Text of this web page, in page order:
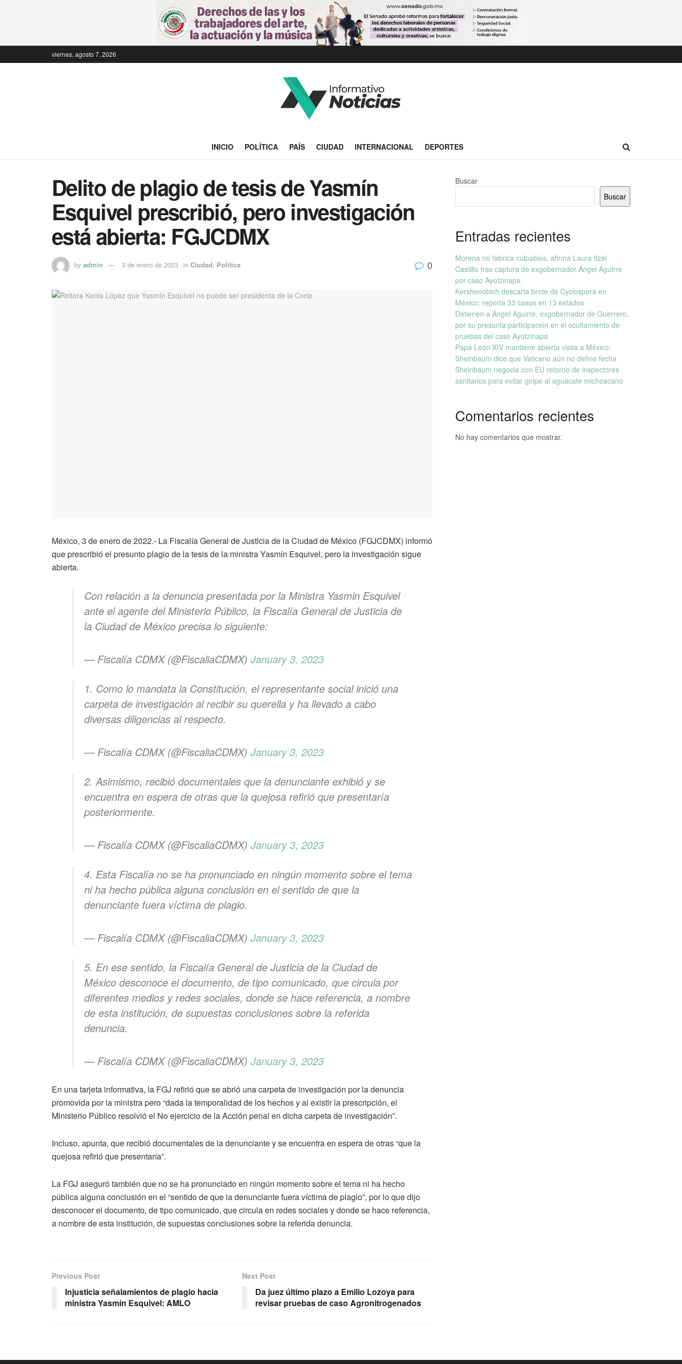
viernes, agosto 7, 2026
INICIO POLÍTICA PAÍS CIUDAD INTERNACIONAL DEPORTES
Delito de plagio de tesis de Yasmín
Esquivel prescribió, pero investigación
está abierta: FGJCDMX
by admin 3 de enero de 2023 in Ciudad, Política 0
México, 3 de enero de 2022.- La Fiscalía General de Justicia de la Ciudad de México (FGJCDMX) informó
que prescribió el presunto plagio de la tesis de la ministra Yasmín Esquivel, pero la investigación sigue
abierta.
Con relación a la denuncia presentada por la Ministra Yasmin Esquivel
ante el agente del Ministerio Público, la Fiscalía General de Justicia de
la Ciudad de México precisa lo siguiente:
— Fiscalía CDMX (@FiscaliaCDMX) January 3, 2023
1. Como lo mandata la Constitución, el representante social inició una
carpeta de investigación al recibir su querella y ha llevado a cabo
diversas diligencias al respecto.
— Fiscalía CDMX (@FiscaliaCDMX) January 3, 2023
2. Asimismo, recibió documentales que la denunciante exhibió y se
encuentra en espera de otras que la quejosa refirió que presentaría
posteriormente.
— Fiscalía CDMX (@FiscaliaCDMX) January 3, 2023
4. Esta Fiscalía no se ha pronunciado en ningún momento sobre el tema
ni ha hecho pública alguna conclusión en el sentido de que la
denunciante fuera víctima de plagio.
— Fiscalía CDMX (@FiscaliaCDMX) January 3, 2023
5. En ese sentido, la Fiscalía General de Justicia de la Ciudad de
México desconoce el documento, de tipo comunicado, que circula por
diferentes medios y redes sociales, donde se hace referencia, a nombre
de esta institución, de supuestas conclusiones sobre la referida
denuncia.
— Fiscalía CDMX (@FiscaliaCDMX) January 3, 2023
En una tarjeta informativa, la FGJ refirió que se abrió una carpeta de investigación por la denuncia
promovida por la ministra pero “dada la temporalidad de los hechos y al existir la prescripción, el
Ministerio Público resolvió el No ejercicio de la Acción penal en dicha carpeta de investigación”.
Incluso, apunta, que recibió documentales de la denunciante y se encuentra en espera de otras “que la
quejosa refirió que presentaría”.
La FGJ aseguró también que no se ha pronunciado en ningún momento sobre el tema ni ha hecho
pública alguna conclusión en el “sentido de que la denunciante fuera víctima de plagio”, por lo que dijo
desconocer el documento, de tipo comunicado, que circula en redes sociales y donde se hace referencia,
a nombre de esta institución, de supuestas conclusiones sobre la referida denuncia.
Previous Post
Injusticia señalamientos de plagio hacia
ministra Yasmín Esquivel: AMLO
Next Post
Da juez último plazo a Emilio Lozoya para
revisar pruebas de caso Agronitrogenados
Buscar
Buscar
Entradas recientes
Morena no fabrica culpables, afirma Laura Itzel
Castillo tras captura de exgobernador Ángel Aguirre
por caso Ayotzinapa
Kershenobich descarta brote de Cyclospora en
México; reporta 33 casos en 13 estados
Detienen a Ángel Aguirre, exgobernador de Guerrero,
por su presunta participación en el ocultamiento de
pruebas del caso Ayotzinapa
Papa León XIV mantiene abierta visita a México;
Sheinbaum dice que Vaticano aún no define fecha
Sheinbaum negocia con EU retorno de inspectores
sanitarios para evitar golpe al aguacate michoacano
Comentarios recientes
No hay comentarios que mostrar.